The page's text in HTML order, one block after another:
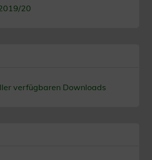
20
verfügbaren Downloads